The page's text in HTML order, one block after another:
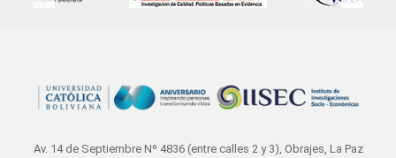
Av. 14 de Septiembre Nº 4836 (entre calles 2 y 3), Obrajes, La Paz